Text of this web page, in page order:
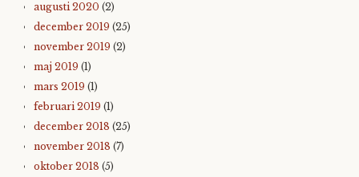
augusti 2020 (2)
december 2019 (25)
november 2019 (2)
maj 2019 (1)
mars 2019 (1)
februari 2019 (1)
december 2018 (25)
november 2018 (7)
oktober 2018 (5)